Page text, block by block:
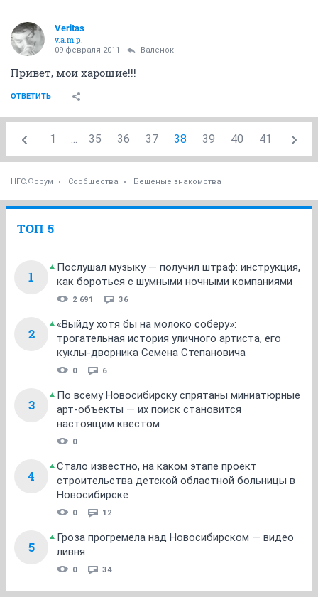
Veritas
v.a.m.p.
09 февраля 2011 Валенок
Привет, мои харошие!!!
ОТВЕТИТЬ
1 ... 35 36 37 38 39 40 41
НГС.Форум Сообщества Бешеные знакомства
ТОП 5
1
Послушал музыку — получил штраф: инструкция,
как бороться с шумными ночными компаниями
2 691 36
2
«Выйду хотя бы на молоко соберу»:
трогательная история уличного артиста, его
куклы-дворника Семена Степановича
0 6
3
По всему Новосибирску спрятаны миниатюрные
арт-объекты — их поиск становится
настоящим квестом
0
4
Стало известно, на каком этапе проект
строительства детской областной больницы в
Новосибирске
0 12
5
Гроза прогремела над Новосибирском — видео
ливня
0 34